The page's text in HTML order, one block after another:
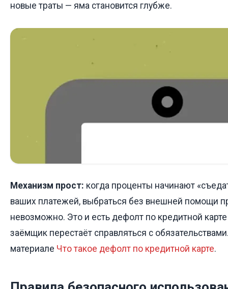
новые траты — яма становится глубже.
Механизм прост: когда проценты начинают
ваших платежей, выбраться без внешней помощи
невозможно. Это и есть дефолт по кредитной
заёмщик перестаёт справляться с
материале Что такое дефолт по кредитной карте.